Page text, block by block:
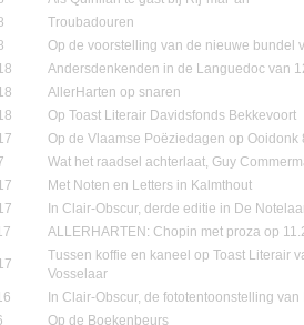
Troubadouren
Op de voorstelling van de nieuwe bundel
Andersdenkenden in de Languedoc van
AllerHarten op snaren
Op Toast Literair Davidsfonds Bekkevoort
Op de Vlaamse Poëziedagen op
Wat het raadsel achterlaat, Guy
Met Noten en Letters in Kalmthout
In Clair-Obscur, derde editie in De
ALLERHARTEN: Chopin met proza op
Tussen koffie en kaneel op Toast Literair
Vosselaar
In Clair-Obscur, de fototentoonstelling
Op de Boekenbeurs